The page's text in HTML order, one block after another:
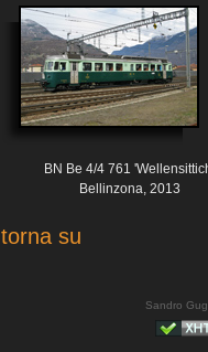
BN Be 4/4 761
Bellinzona, 2013
torna su
Sandro